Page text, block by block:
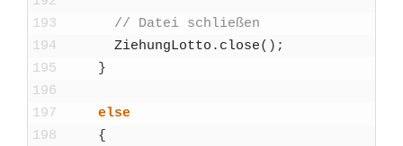
193
194
195
196
197
198
// Datei schlie­ßen
Zie­h­un­gLot­to . clo­se( ) ;
}
else
{